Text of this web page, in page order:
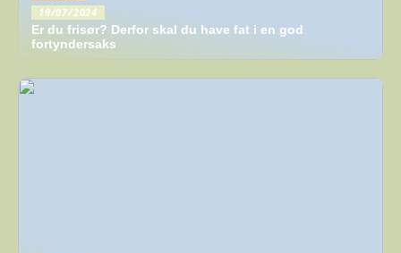
19/07/2024
Er du frisør? Derfor skal du have fat i en god
fortyndersaks